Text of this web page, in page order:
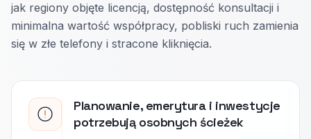
jak regiony objęte licencją, dostępność konsultacji i
minimalna wartość współpracy, pobliski ruch zamienia
się w złe telefony i stracone kliknięcia.
Planowanie, emerytura i inwestycje
potrzebują osobnych ścieżek